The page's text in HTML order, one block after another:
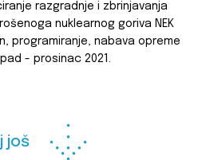
razgradnje i zbrinjavanja
nuklearnog goriva NEK
programiranje, nabava opreme
- prosinac 2021.
još